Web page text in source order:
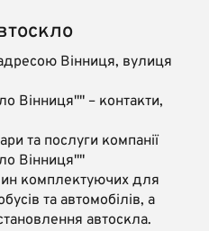
Вінниця, вулиця
Вінниця"" – контакти,
та послуги компанії
Вінниця""
комплектуючих для
та автомобілів, а
автоскла.